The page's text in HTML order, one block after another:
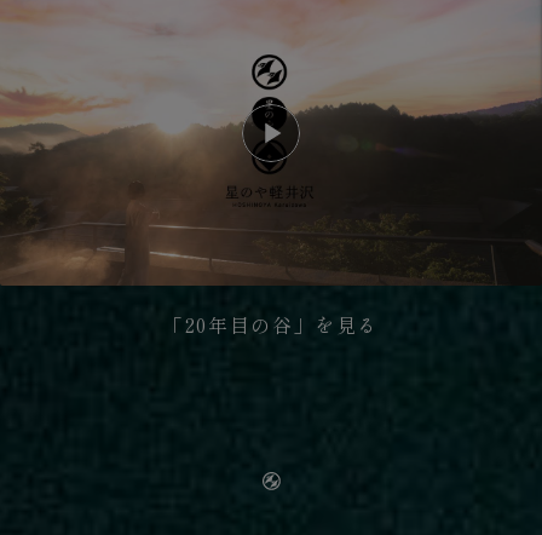
「20年目の谷」を見る